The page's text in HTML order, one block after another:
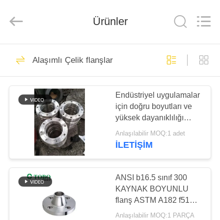
ÜRÜN:%
HAKKIMIZDA
FABRIKA
TURU
KALITE
CHINA.
Nikel Alaşım Boru
923
süper dubleks
paslanmaz çelik
590
Ürünler
Alaşımlı Çelik flanşlar
Endüstriyel uygulamalar
için doğru boyutları ve
yüksek dayanıklılığı
sağlayan hassas
üretilen alaşımlı çelik
flanslar
Anlaşılabilir MOQ:1 adet
İLETIŞIM
ANSI b16.5 sınıf 300
KAYNAK BOYUNLU
flanş ASTM A182 f51
f53 f55 dövme flanş
Anlaşılabilir MOQ:1 PARÇA